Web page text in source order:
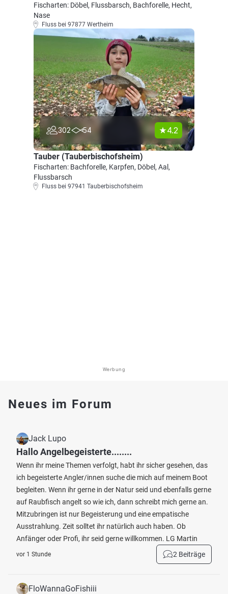
Fischarten: Döbel, Flussbarsch, Bachforelle, Hecht,
Nase
Fluss bei 97877 Wertheim
302 54 4.2
Tauber (Tauberbischofsheim)
Fischarten: Bachforelle, Karpfen, Döbel, Aal,
Flussbarsch
Fluss bei 97941 Tauberbischofsheim
Werbung
Neues im Forum
Jack Lupo
Hallo Angelbegeisterte........
Wenn ihr meine Themen verfolgt, habt ihr sicher gesehen, das
ich begeisterte Angler/innen suche die mich auf meinem Boot
begleiten. Wenn ihr gerne in der Natur seid und ebenfalls gerne
auf Raubfisch angelt so wie ich, dann schreibt mich gerne an.
Mitzubringen ist nur Begeisterung und eine empatische
Ausstrahlung. Zeit solltet ihr natürlich auch haben. Ob
Anfänger oder Profi, ihr seid gerne willkommen. LG Martin
vor 1 Stunde 2 Beiträge
FloWannaGoFishiii